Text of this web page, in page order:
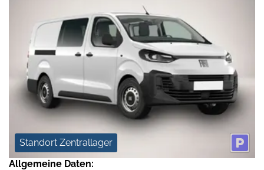
Standort Zentrallager
Allgemeine Daten: